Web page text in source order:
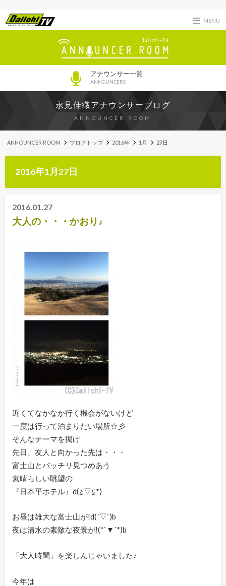
MENU
アナウンサー一覧
ANNOUNCERS
永見佳織アナウンサーブログ
ANNOUNCER ROOM
ANNOUNCER ROOM ブログトップ 2016年 1月 27日
2016年1月27日
2016.01.27
大人の・・・かおり♪
近くてなかなか行く機会がないけど
一度は行って泊まりたい場所☆彡
そんなテーマを掲げ
先日、友人と向かった先は・・・
富士山とバッチリ見つめあう
素晴らしい眺望の
『日本平ホテル』d(≧▽≦*)
お昼は雄大な富士山が!d(´▽`)b
夜は清水の素敵な夜景が!(*`▼´*)b
「大人時間」を楽しんじゃいました♪
今年は